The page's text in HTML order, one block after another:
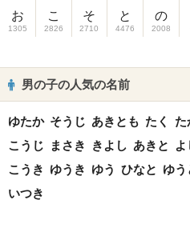
お
1305
こ
2826
そ
2710
と
4476
の
2008
男の子の人気の名前
ゆたか そうじ あきとも たく た
こうじ
まさき きよし あきと よ
こうき ゆうき ゆう ひなと ゆう
いつき